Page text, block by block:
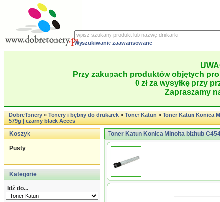
Wyszukiwanie zaawansowane
Przy zakupach produktów objętych
0 zł za wysyłkę przy
Zapraszamy
DobreTonery»Tonery i bębny do drukarek»Toner Katun»Toner Katun Konica
579g | czarny black Acces
Koszyk
Pusty
Kategorie
Idź do...
Toner Katun Konica Minolta bizhub